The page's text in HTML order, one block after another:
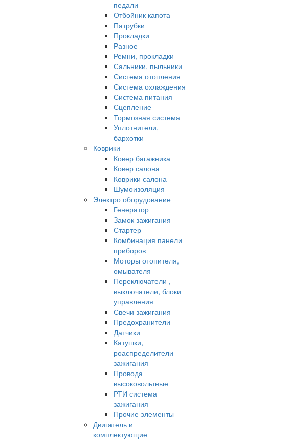
педали
Отбойник капота
Патрубки
Прокладки
Разное
Ремни, прокладки
Сальники, пыльники
Система отопления
Система охлаждения
Система питания
Сцепление
Тормозная система
Уплотнители,
бархотки
Коврики
Ковер багажника
Ковер салона
Коврики салона
Шумоизоляция
Электро оборудование
Генератор
Замок зажигания
Стартер
Комбинация панели
приборов
Моторы отопителя,
омывателя
Переключатели ,
выключатели, блоки
управления
Свечи зажигания
Предохранители
Датчики
Катушки,
роаспределители
зажигания
Провода
высоковольтные
РТИ система
зажигания
Прочие элементы
Двигатель и
комплектующие